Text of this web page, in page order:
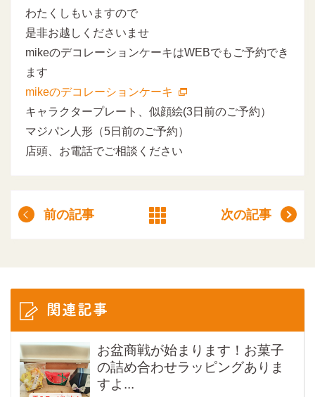
わたくしもいますので
是非お越しくださいませ
mikeのデコレーションケーキはWEBでもご予約でき
ます
mikeのデコレーションケーキ
キャラクタープレート、似顔絵(3日前のご予約）
マジパン人形（5日前のご予約）
店頭、お電話でご相談ください
前の記事 次の記事
関連記事
お盆商戦が始まります！お菓子
の詰め合わせラッピングありま
すよ...